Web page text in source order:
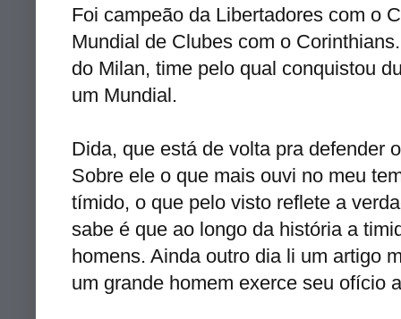
Foi campeão da Libertadores com o
Mundial de Clubes com o
do Milan, time pelo qual conquistou
um Mundial.
Dida, que está de volta pra defender
Sobre ele o que mais ouvi no meu
tímido, o que pelo visto reflete a
sabe é que ao longo da história a
homens. Ainda outro dia li um artigo
um grande homem exerce seu ofício